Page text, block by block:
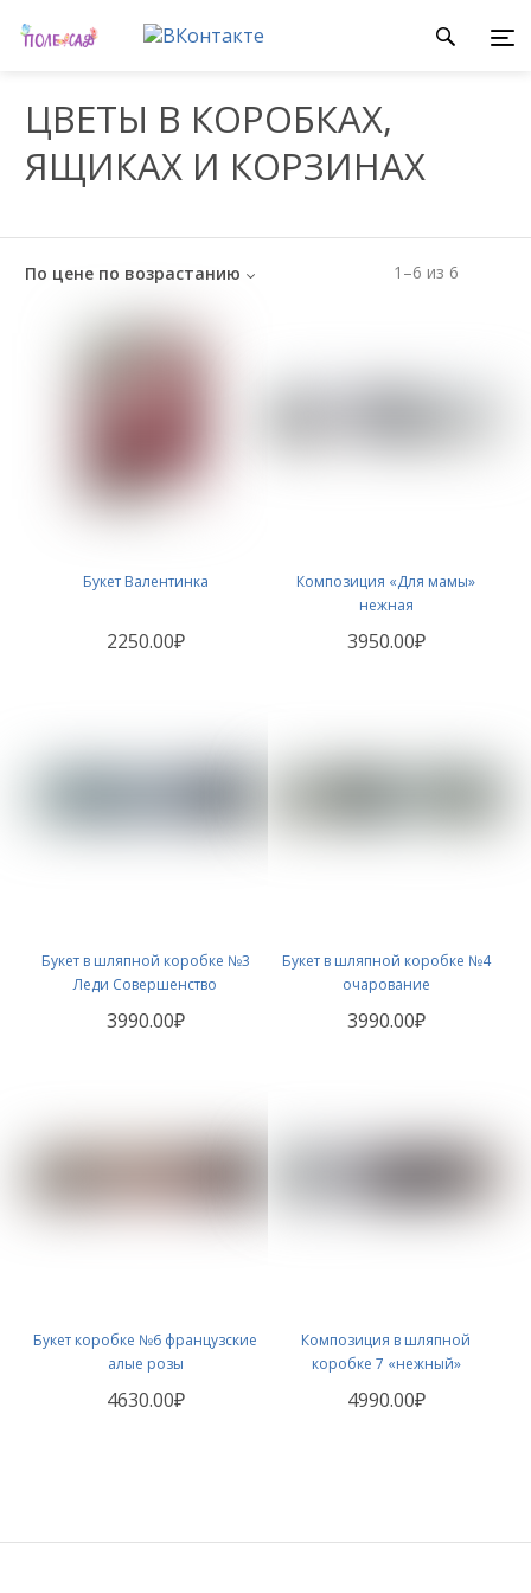
ЦВЕТЫ В КОРОБКАХ,
ЯЩИКАХ И КОРЗИНАХ
1 –6 из 6
По цене по возрастанию
Букет Валентинка
2250.00₽
Композиция «Для мамы»
нежная
3950.00₽
Букет в шляпной коробке №3
Леди Совершенство
3990.00₽
Букет в шляпной коробке №4
очарование
3990.00₽
Букет коробке №6 французские
алые розы
4630.00₽
Композиция в шляпной
коробке 7 «нежный»
4990.00₽